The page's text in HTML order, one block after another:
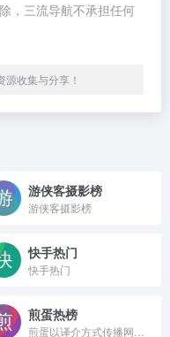
，三流导航不承担任何
收集与分享！
游侠客摄影榜
游侠客摄影榜
快手热门
快手热门
煎蛋热榜